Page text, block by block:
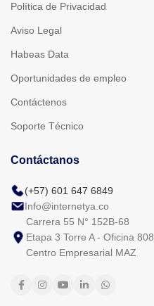
Política de Privacidad
Aviso Legal
Habeas Data
Oportunidades de empleo
Contáctenos
Soporte Técnico
Contáctanos
(+57) 601 647 6849
Info@internetya.co
Carrera 55 N° 152B-68
Etapa 3 Torre A - Oficina 808
Centro Empresarial MAZ